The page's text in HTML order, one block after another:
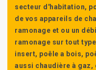
secteur d'habitation,
de vos appareils de
ramonage et ou un
ramonage sur tout
insert, poêle a bois,
aussi chaudière à